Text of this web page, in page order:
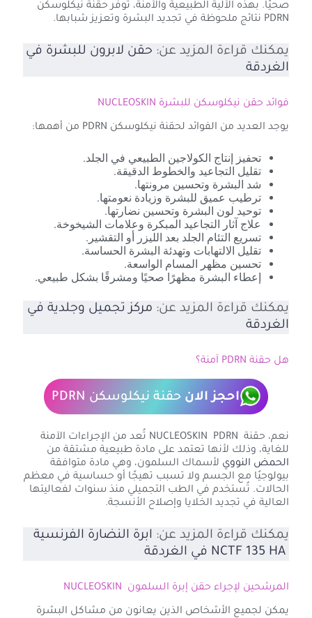
صحيًا. بهذه الآلية الطبيعية والآمنة، توفر حقنة نيكلوسكن
PDRN نتائج ملحوظة في تجديد البشرة وتعزيز شبابها.
يمكنك قراءة المزيد عن: حقن لابرون للبشرة في
الغردقة
فوائد حقن نيكلوسكن للبشرة NUCLEOSKIN
يوجد العديد من الفوائد لحقنة نيكلوسكن PDRN من أهمها:
تحفيز إنتاج الكولاجين الطبيعي في الجلد.
تقليل التجاعيد والخطوط الدقيقة.
شد البشرة وتحسين مرونتها.
ترطيب عميق للبشرة وزيادة نعومتها.
توحيد لون البشرة وتحسين نضارتها.
علاج آثار التجاعيد المبكرة وعلامات الشيخوخة.
تسريع التئام الجلد بعد الليزر أو التقشير.
تقليل الالتهابات وتهدئة البشرة الحساسة.
تحسين مظهر المسام الواسعة.
إعطاء البشرة مظهرًا صحيًا ومشرقًا بشكل طبيعي.
يمكنك قراءة المزيد عن: مركز تجميل وجلدية في
الغردقة
هل حقنة PDRN آمنة؟
احجز الان حقنة نيكلوسكن PDRN
نعم، حقنة NUCLEOSKIN PDRN تُعد من الإجراءات الآمنة
للغاية، وذلك لأنها تعتمد على مادة طبيعية مشتقة من
الحمض النووي لأسماك السلمون، وهي مادة متوافقة
بيولوجيًا مع الجسم ولا تسبب تهيجًا أو حساسية في معظم
الحالات. تُستخدم في الطب التجميلي منذ سنوات لفعاليتها
العالية في تجديد الخلايا وإصلاح الأنسجة.
يمكنك قراءة المزيد عن: ابرة النضارة الفرنسية
المرشحين لإجراء حقن إبرة السلمون NUCLEOSKIN
يمكن لجميع الأشخاص الذين يعانون من مشاكل البشرة